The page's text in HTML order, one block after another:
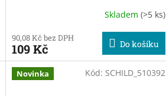
Skladem (>5 ks)
90,08 Kč bez DPH
109 Kč Do košíku
Novinka Kód: SCHILD_510392